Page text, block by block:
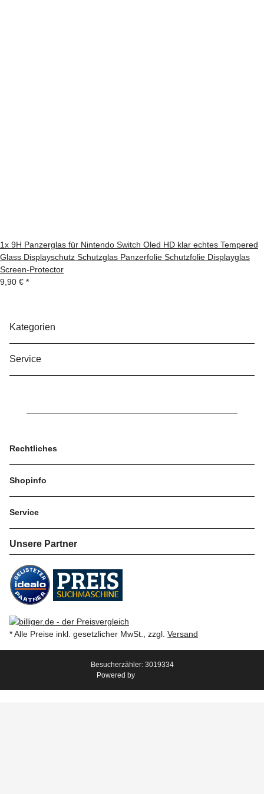
1x 9H Panzerglas für Nintendo Switch Oled HD klar echtes Tempered
Glass Displayschutz Schutzglas Panzerfolie Schutzfolie Displayglas
Screen-Protector
9,90 € *
Kategorien
Service
Rechtliches
Shopinfo
Service
Unsere Partner
* Alle Preise inkl. gesetzlicher MwSt., zzgl. Versand
Besucherzähler: 3019334
Powered by